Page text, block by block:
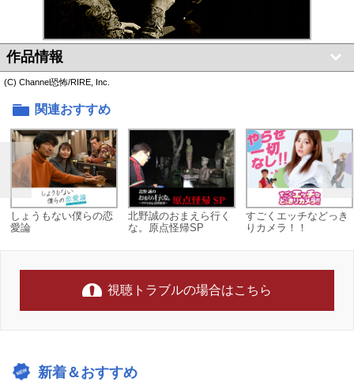
作品情報
(C) Channel恐怖/RIRE, Inc.
関連おすすめ
しょうもない僕らの恋
愛論
北野誠のおまえら行く
な。原点怪帰SP
すごくエッチなどっき
りカメラ！！
視聴トラブルの場合はこちら
新着＆おすすめ